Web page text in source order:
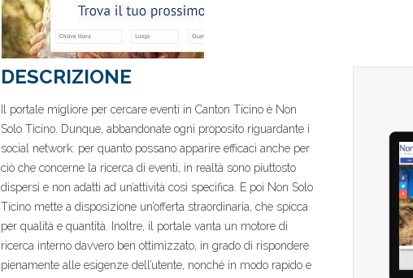
DESCRIZIONE
Il portale migliore per cercare eventi in Canton Ticino è Non
Solo Ticino. Dunque, abbandonate ogni proposito riguardante i
social network: per quanto possano apparire efficaci anche per
ciò che concerne la ricerca di eventi, in realtà sono piuttosto
dispersi e non adatti ad un’attività così specifica. E poi Non Solo
Ticino mette a disposizione un’offerta straordinaria, che spicca
per qualità e quantità. Inoltre, il portale vanta un motore di
ricerca interno davvero ben ottimizzato, in grado di rispondere
pienamente alle esigenze dell’utente, nonché in modo rapido e